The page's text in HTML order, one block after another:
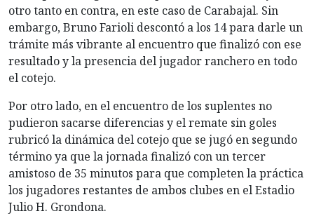
otro tanto en contra, en este caso de Carabajal. Sin
embargo, Bruno Farioli descontó a los 14 para darle un
trámite más vibrante al encuentro que finalizó con ese
resultado y la presencia del jugador ranchero en todo
el cotejo.
Por otro lado, en el encuentro de los suplentes no
pudieron sacarse diferencias y el remate sin goles
rubricó la dinámica del cotejo que se jugó en segundo
término ya que la jornada finalizó con un tercer
amistoso de 35 minutos para que completen la práctica
los jugadores restantes de ambos clubes en el Estadio
Julio H. Grondona.